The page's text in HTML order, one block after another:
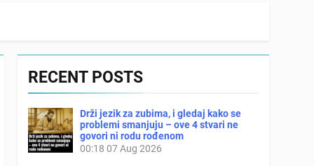
RECENT POSTS
Drži jezik za zubima, i gledaj kako se
problemi smanjuju – ove 4 stvari ne
govori ni rodu rođenom
00:18 07 Aug 2026